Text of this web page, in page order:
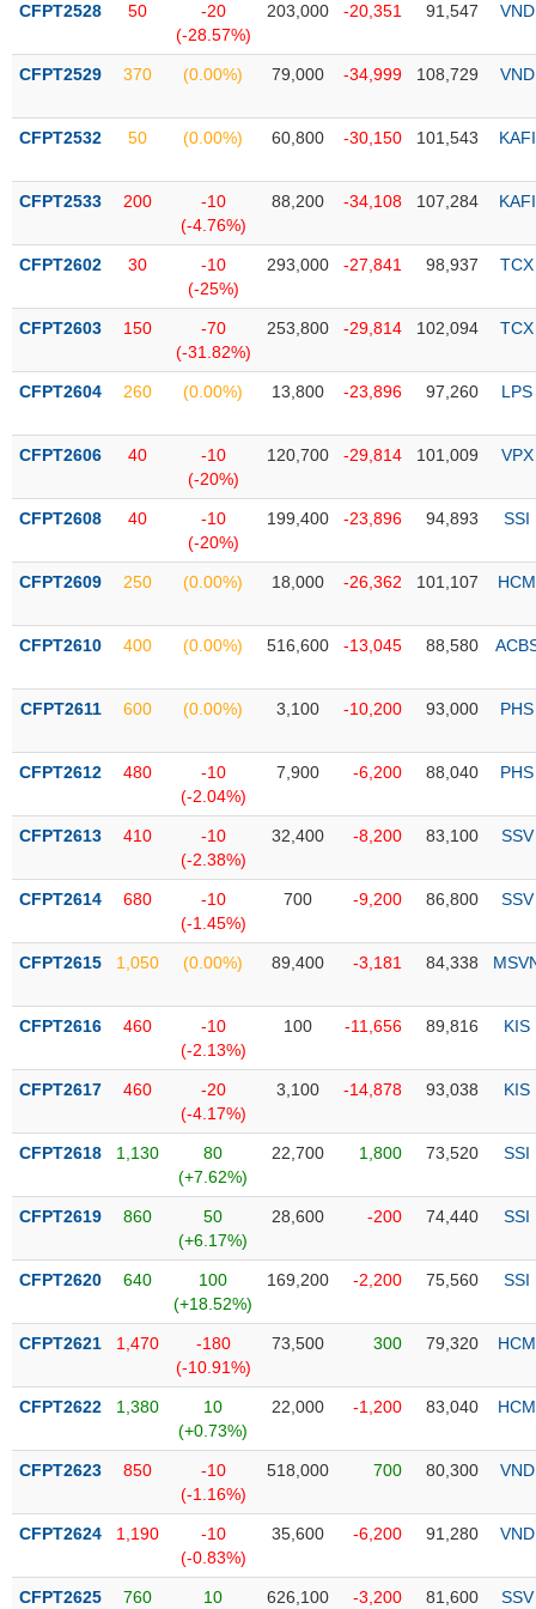
thái
phiếu
mô
thị
Niêm
Niêm
mới
yết
sung
niêm
yết
Theo
dõi
biệt
được
quỹ
mục
ETF
Cổ
chi
tiết
Tổng
quan
Giao
dịch
Tài
chính
Phân
tích
thuật
sơ
nghiệp
tức
sự
CFPT2528 50
-20
(-28.57%)
203,000 -20,351 91,547 VND
CFPT2529 370 (0.00%) 79,000 -34,999 108,729 VND
CFPT2532 50 (0.00%) 60,800 -30,150 101,543 KAFI
CFPT2533 200
-10
(-4.76%)
88,200 -34,108 107,284 KAFI
CFPT2602 30
-10
(-25%)
293,000 -27,841 98,937 TCX
CFPT2603 150
-70
(-31.82%)
253,800 -29,814 102,094 TCX
CFPT2604 260 (0.00%) 13,800 -23,896 97,260 LPS
CFPT2606 40
-10
(-20%)
120,700 -29,814 101,009 VPX
CFPT2608 40
-10
(-20%)
199,400 -23,896 94,893 SSI
CFPT2609 250 (0.00%) 18,000 -26,362 101,107 HCM
CFPT2610 400 (0.00%) 516,600 -13,045 88,580
CFPT2611 600 (0.00%) 3,100 -10,200 93,000 PHS
CFPT2612 480
-10
(-2.04%)
7,900 -6,200 88,040 PHS
CFPT2613 410
-10
(-2.38%)
32,400 -8,200 83,100 SSV
CFPT2614 680
-10
(-1.45%)
700 -9,200 86,800 SSV
CFPT2615 1,050 (0.00%) 89,400 -3,181 84,338
CFPT2616 460
-10
(-2.13%)
100 -11,656 89,816 KIS
CFPT2617 460
-20
(-4.17%)
3,100 -14,878 93,038 KIS
CFPT2618 1,130
80
(+7.62%)
22,700 1,800 73,520 SSI
CFPT2619 860
50
(+6.17%)
28,600 -200 74,440 SSI
CFPT2620 640
100
(+18.52%)
169,200 -2,200 75,560 SSI
CFPT2621 1,470
-180
(-10.91%)
73,500 300 79,320 HCM
CFPT2622 1,380
10
(+0.73%)
22,000 -1,200 83,040 HCM
CFPT2623 850
-10
(-1.16%)
518,000 700 80,300 VND
CFPT2624 1,190
-10
(-0.83%)
35,600 -6,200 91,280 VND
CFPT2625 760 10 626,100 -3,200 81,600 SSV
NGÀNH
DOANH
NGHIỆP
PHIẾU
PHÁI
TRÁI
CÔNG
ĐẦU
TƯ
DỮ
MỚI
Ngành
(-)
VS-
LƯỢNG
NGUYÊN
VẬT
NGHIỆP